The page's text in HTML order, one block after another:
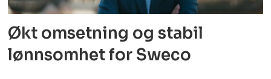
Økt omsetning og stabil
lønnsomhet for Sweco